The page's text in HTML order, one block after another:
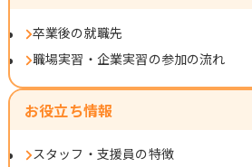
卒業後の就職先
職場実習・企業実習の参加の流れ
お役立ち情報
スタッフ・支援員の特徴